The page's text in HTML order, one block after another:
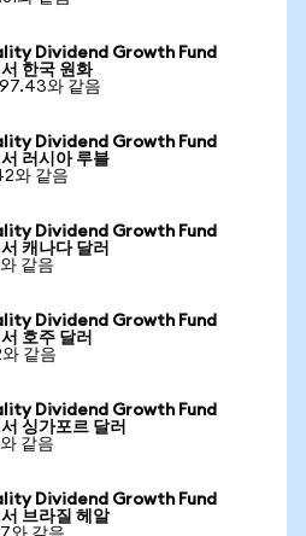
Dividend Growth Fund
한국 원화
와 같음
Dividend Growth Fund
러시아 루블
와 같음
Dividend Growth Fund
캐나다 달러
같음
Dividend Growth Fund
호주 달러
같음
Dividend Growth Fund
싱가포르 달러
같음
Dividend Growth Fund
브라질 헤알